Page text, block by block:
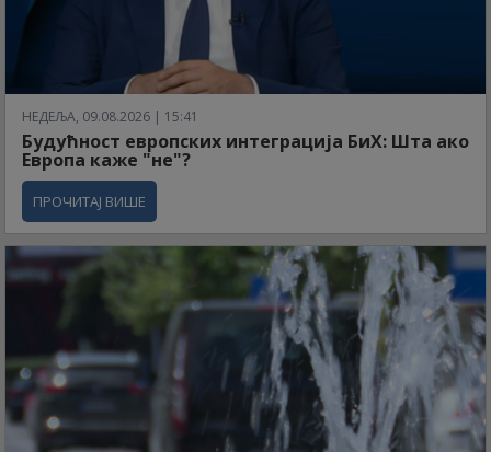
НЕДЕЉА, 09.08.2026 | 15:41
Будућност европских интеграција БиХ: Шта ако
Европа каже "не"?
ПРОЧИТАЈ ВИШЕ